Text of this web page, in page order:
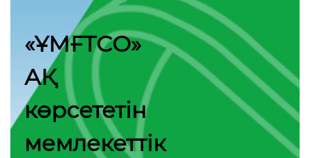
«ҰМҒТСО»
АҚ
көрсететін
мемлекеттік